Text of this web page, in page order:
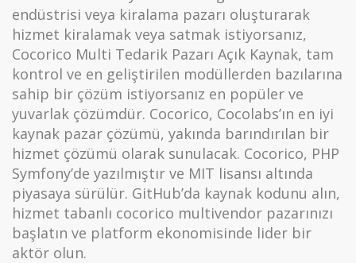
endüstrisi veya kiralama pazarı oluşturarak
hizmet kiralamak veya satmak istiyorsanız,
Cocorico Multi Tedarik Pazarı Açık Kaynak, tam
kontrol ve en geliştirilen modüllerden bazılarına
sahip bir çözüm istiyorsanız en popüler ve
yuvarlak çözümdür. Cocorico, Cocolabs’ın en iyi
kaynak pazar çözümü, yakında barındırılan bir
hizmet çözümü olarak sunulacak. Cocorico, PHP
Symfony’de yazılmıştır ve MIT lisansı altında
piyasaya sürülür. GitHub’da kaynak kodunu alın,
hizmet tabanlı cocorico multivendor pazarınızı
başlatın ve platform ekonomisinde lider bir
aktör olun.